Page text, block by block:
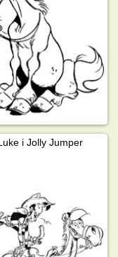
i Jolly Jumper